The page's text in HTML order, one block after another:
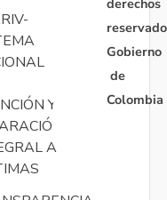
Y
A
Gobierno
de
Colombia